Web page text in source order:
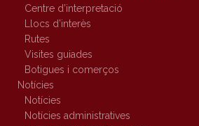
Centre d’interpretació
Llocs d’interès
Rutes
Visites guiades
Botigues i comerços
Notícies
Notícies
Notícies administratives